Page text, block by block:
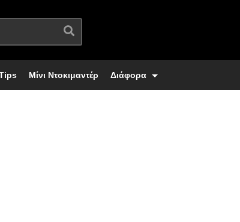
Μίνι Ντοκιμαντέρ Διάφορα